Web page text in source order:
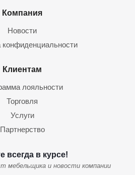
Компания
Новости
конфиденциальности
Клиентам
лояльности
Торговля
Услуги
Партнерство
всегда в курсе!
мебельщика и новости компании